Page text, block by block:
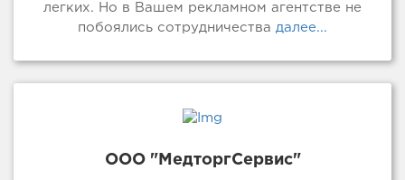
легких. Но в Вашем рекламном агентстве не
побоялись сотрудничества далее...
ООО "МедторгСервис"